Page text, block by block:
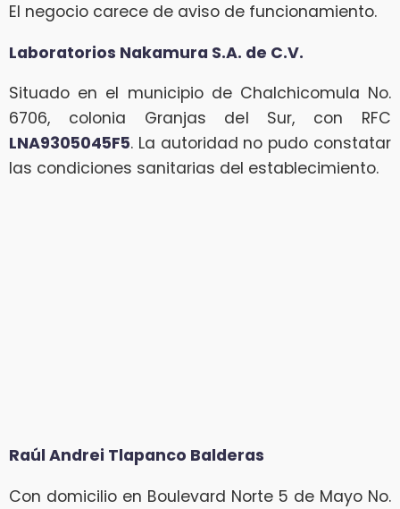
El negocio carece de aviso de funcionamiento.
Laboratorios Nakamura S.A. de C.V.
Situado en el municipio de Chalchicomula No.
6706, colonia Granjas del Sur, con RFC
LNA9305045F5. La autoridad no pudo constatar
las condiciones sanitarias del establecimiento.
Raúl Andrei Tlapanco Balderas
Con domicilio en Boulevard Norte 5 de Mayo No.